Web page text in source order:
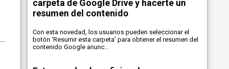
carpeta de Google Drive y hacerte un
resumen del contenido
Con esta novedad, los usuarios pueden seleccionar el
botón ‘Resumir esta carpeta’ para obtener el resumen del
contenido Google anunc...